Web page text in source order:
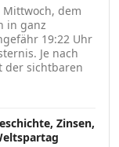
Mittwoch, dem
in ganz
19:22 Uhr
Je nach
der sichtbaren
Zinsen,